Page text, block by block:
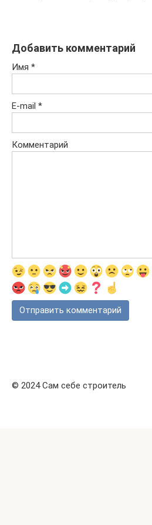
Добавить комментарий
Имя *
E-mail *
Комментарий
© 2024 Сам себе строитель